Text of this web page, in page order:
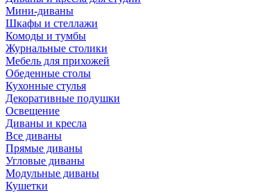
Мини-диваны
Шкафы и стеллажи
Комоды и тумбы
Журнальные столики
Мебель для прихожей
Обеденные столы
Кухонные стулья
Декоративные подушки
Освещение
Диваны и кресла
Все диваны
Прямые диваны
Угловые диваны
Модульные диваны
Кушетки